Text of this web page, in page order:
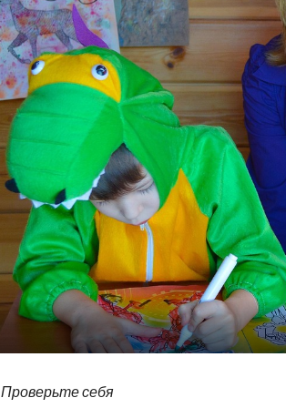
Проверьте себя